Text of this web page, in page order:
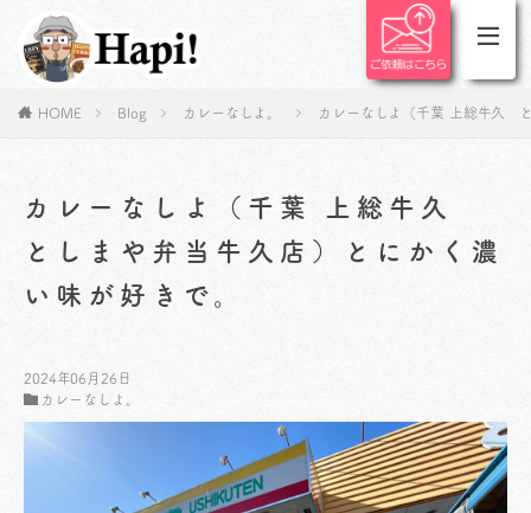
HOME Blog カレーなしよ。 カレーなしよ（千葉 上総牛久
カレーなしよ（千葉 上総牛久
としまや弁当牛久店）とにかく濃
い味が好きで。
2024年06月26日
カレーなしよ。